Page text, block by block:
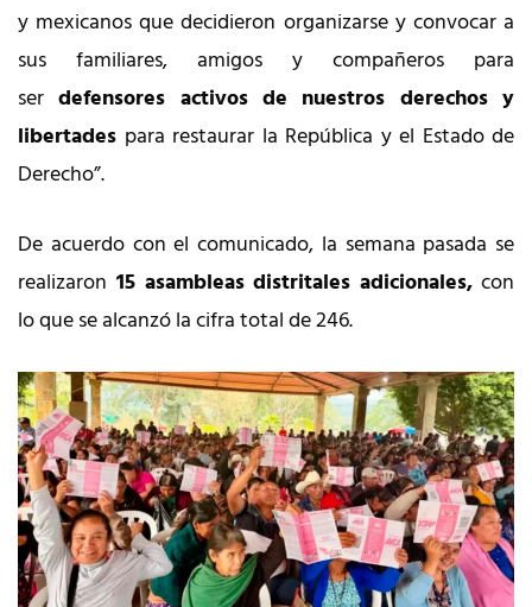
y mexicanos que decidieron organizarse y convocar a
sus familiares, amigos y compañeros para
ser defensores activos de nuestros derechos y
libertades para restaurar la República y el Estado de
Derecho”.
De acuerdo con el comunicado, la semana pasada se
realizaron 15 asambleas distritales adicionales, con
lo que se alcanzó la cifra total de 246.